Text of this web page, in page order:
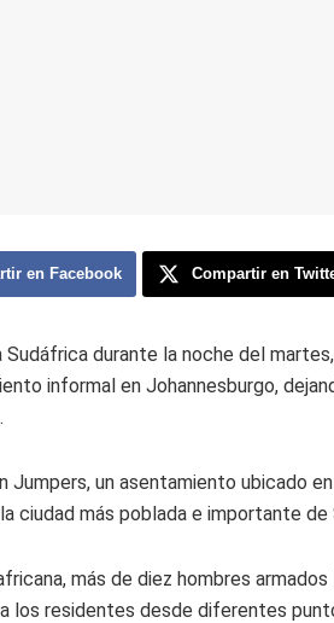
en Facebook Compartir en
Sudáfrica durante la noche del
informal en Johannesburgo,
Jumpers, un asentamiento ubicado
ciudad más poblada e importante de
más de diez hombres
los residentes desde diferentes